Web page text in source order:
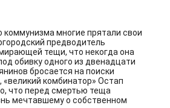
коммунизма многие прятали свои
предводитель
тещи, что некогда она
обивку одного из двенадцати
бросается на поиски
комбинатор» Остап
что перед смертью теща
мечтавшему о собственном